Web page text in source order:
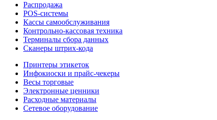
Распродажа
POS-системы
Кассы самообслуживания
Контрольно-кассовая техника
Терминалы сбора данных
Сканеры штрих-кода
Принтеры этикеток
Инфокиоски и прайс-чекеры
Весы торговые
Электронные ценники
Расходные материалы
Сетевое оборудование